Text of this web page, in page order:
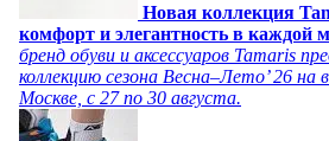
Новая коллекция
комфорт и элегантность в каждой
бренд обуви и аксессуаров Tamaris
коллекцию сезона Весна–Лето’ 26 на
Москве, с 27 по 30 августа.